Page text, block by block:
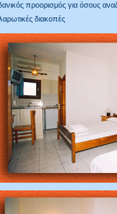
προορισμός για όσους
διακοπές